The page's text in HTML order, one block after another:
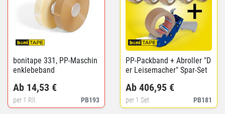
bonitape 331, PP-Maschin
enklebeband
PB193
Ab 14,53 €
per 1 Rll.
PP-Packband + Abroller "D
er Leisemacher" Spar-Set
PB181
Ab 406,95 €
per 1 Set